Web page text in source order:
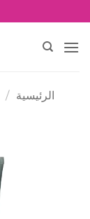
للمحتوى
الرئيسية /